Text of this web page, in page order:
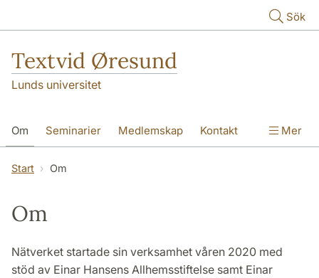
Sök
Textvid Øresund
Lunds universitet
Om Seminarier Medlemskap Kontakt
Finansiering
Mer
Start Om
Om
Nätverket startade sin verksamhet våren 2020 med
stöd av Einar Hansens Allhemsstiftelse samt Einar